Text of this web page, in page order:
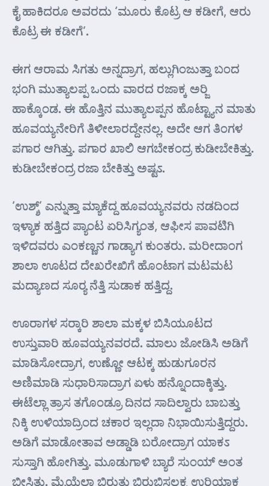
ಕೈ ಹಾಕಿದರೂ ಅವರದು ‘ಮೂರು ಕೊಟ್ರ ಆ ಕಡೀಗೆ, ಆರು
ಕೊಟ್ರ ಈ ಕಡೀಗೆ’.
ಈಗ ಆರಾಮ ಸಿಗತು ಅನ್ನದ್ರಾಗ, ಹಲ್ಲುಗಿಂಜುತ್ತಾ ಬಂದ
ಭಂಗಿ ಮುತ್ಯಾಲಪ್ಪ ಒಂದು ವಾರದ ರಜಾಕ್ಕ ಅರ್‍ಜಿ
ಹಾಕ್ಕೊಂಡ. ಈ ಹೊತ್ತಿನ ಮುತ್ಯಾಲಪ್ಪನ ಹೊಟ್ಟ್ಯಾನ ಮಾತು
ಹೂವಯ್ಯನೇರಿಗೆ ತಿಳೀಲಾರದ್ದೇನಲ್ಲ. ಅದೇ ಆಗ ತಿಂಗಳ
ಪಗಾರ ಆಗಿತ್ತು. ಪಗಾರ ಖಾಲಿ ಆಗಬೇಕಂದ್ರ ಕುಡೀಬೇಕಿತ್ತು.
ಕುಡೀಬೇಕಂದ್ರ ರಜಾ ಬೇಕಿತ್ತು ಅಷ್ಟಽ.
‘ಉಶ್ಶ್’ ಎನ್ನುತ್ತಾ ಮ್ಯಾಕೆದ್ದ ಹೂವಯ್ಯನವರು ನಡದಿಂದ
ಇಳ್ಯಾಕ ಹತ್ತಿದ ಪ್ಯಾಂಟ ಏರಿಸಿಗ್ಯಂತ, ಆಫೀಸ ಪಾವಟಿಗಿ
ಇಳಿದವರು ಎಂಕಣ್ಣನ ಗಾಡ್ಯಾಗ ಕುಂತರು. ಮರೀದಾಂಗ
ಶಾಲಾ ಊಟದ ದೇಖರೇಖಿಗೆ ಹೊಂಟಾಗ ಮಟಮಟ
ಮದ್ಯಾಣದ ಸೂರ್‍ಯ ನೆತ್ತಿ ಸುಡಾಕ ಹತ್ತಿದ್ದ.
ಊರಾಗಳ ಸರ್‍ಕಾರಿ ಶಾಲಾ ಮಕ್ಕಳ ಬಿಸಿಯೂಟದ
ಉಸ್ತುವಾರಿ ಹೂವಯ್ಯನವರದೆ. ಮಾಲು ಜೋಡಿಸಿ ಅಡಿಗೆ
ಮಾಡಿಸೋದ್ರಾಗ, ಉಣ್ಣೋ ಆಟಕ್ಕ ಹುಡುಗೂರನ
ಅಣಿಮಾಡಿ ಸುಧಾರಿಸಾದ್ರಾಗ ಏಳು ಹನ್ನೊಂದಾಕ್ಕಿತ್ತು.
ಈಟೆಲ್ಲಾ ತ್ರಾಸ ತಗೊಂಡ್ರೂ ದಿನದ ಸಾದಿಲ್ವಾರು ಬಾಬತ್ತು
ನಿಕ್ಕಿ ಉಳಿಯಾದ್ರಿಂದ ಚಕಾರ ಇಲ್ಲದಾ ನಿಭಾಯಿಸುತ್ತಿದ್ದರು.
ಅಡಿಗೆ ಮಾಡೋತಾವ ಅಡ್ಡಾಡಿ ಬರೋದ್ರಾಗ ಯಾಕಽ
ಸುಸ್ತಾಗಿ ಹೋಗಿತ್ತು. ಮೂಡುಗಾಳಿ ಬ್ಯಾರೆ ಸುಂಯ್ ಅಂತ
ಬೀಸಿತ್ತು. ಮೈಯೆಲ್ಲಾ ಬಿರುತು ಬಿರುಬಿಸಲಕ್ಕ ಉರಿಯಾಕ